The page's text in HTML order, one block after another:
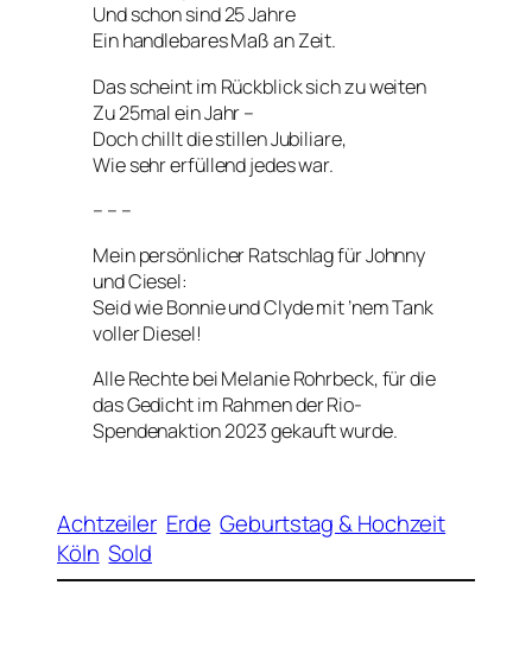
Und schon sind 25 Jahre
Ein handlebares Maß an Zeit.
Das scheint im Rückblick sich zu weiten
Zu 25mal ein Jahr –
Doch chillt die stillen Jubiliare,
Wie sehr erfüllend jedes war.
– – –
Mein persönlicher Ratschlag für Johnny
und Ciesel:
Seid wie Bonnie und Clyde mit ’nem Tank
voller Diesel!
Alle Rechte bei Melanie Rohrbeck, für die
das Gedicht im Rahmen der Rio-
Spendenaktion 2023 gekauft wurde.
Achtzeiler Erde Geburtstag & Hochzeit
Köln Sold